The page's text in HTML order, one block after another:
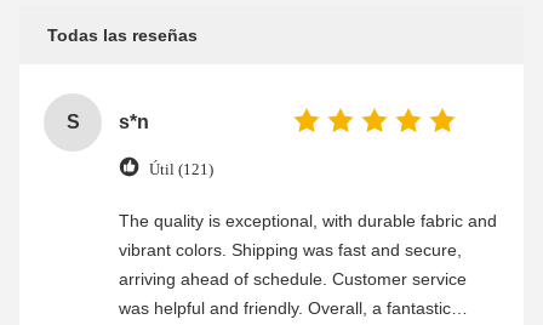
Todas las reseñas
S s*n
Útil (121)
The quality is exceptional, with durable fabric and
vibrant colors. Shipping was fast and secure,
arriving ahead of schedule. Customer service
was helpful and friendly. Overall, a fantastic